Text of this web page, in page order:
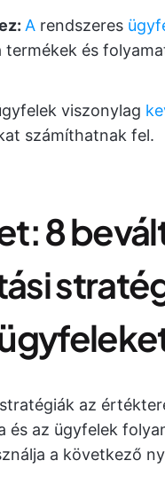
A rendszeres
termékek és
viszonylag
számíthatnak fel.
8
az
és az ügyfelek
a következő